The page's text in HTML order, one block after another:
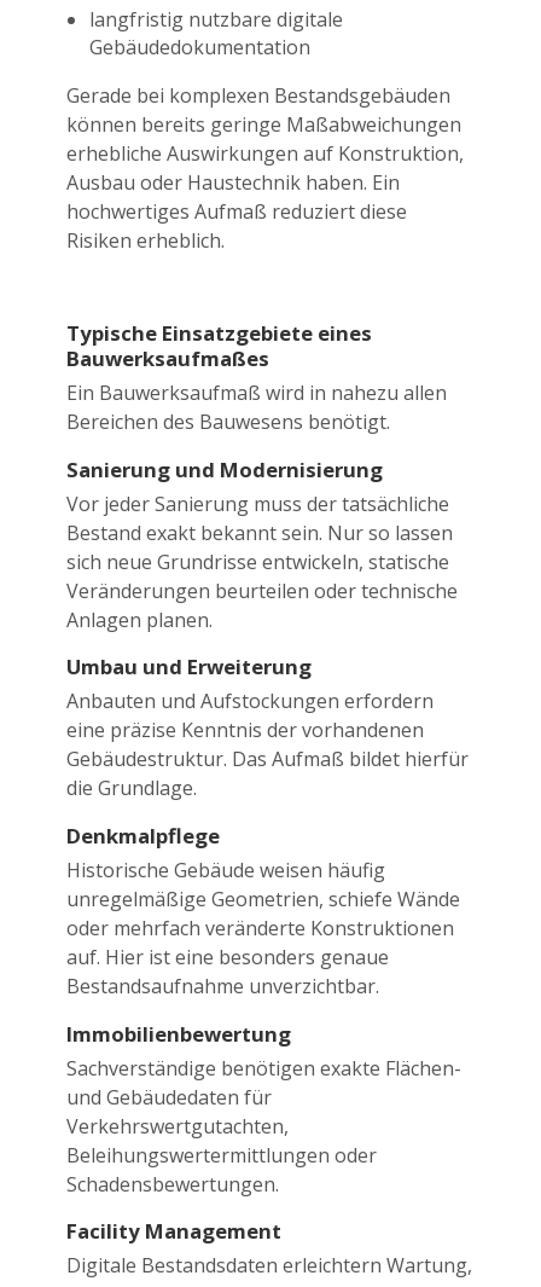
langfristig nutzbare digitale
Gebäudedokumentation
Gerade bei komplexen Bestandsgebäuden
können bereits geringe Maßabweichungen
erhebliche Auswirkungen auf Konstruktion,
Ausbau oder Haustechnik haben. Ein
hochwertiges Aufmaß reduziert diese
Risiken erheblich.
Typische Einsatzgebiete eines
Bauwerksaufmaßes
Ein Bauwerksaufmaß wird in nahezu allen
Bereichen des Bauwesens benötigt.
Sanierung und Modernisierung
Vor jeder Sanierung muss der tatsächliche
Bestand exakt bekannt sein. Nur so lassen
sich neue Grundrisse entwickeln, statische
Veränderungen beurteilen oder technische
Anlagen planen.
Umbau und Erweiterung
Anbauten und Aufstockungen erfordern
eine präzise Kenntnis der vorhandenen
Gebäudestruktur. Das Aufmaß bildet hierfür
die Grundlage.
Denkmalpflege
Historische Gebäude weisen häufig
unregelmäßige Geometrien, schiefe Wände
oder mehrfach veränderte Konstruktionen
auf. Hier ist eine besonders genaue
Bestandsaufnahme unverzichtbar.
Immobilienbewertung
Sachverständige benötigen exakte Flächen-
und Gebäudedaten für
Verkehrswertgutachten,
Beleihungswertermittlungen oder
Schadensbewertungen.
Facility Management
Digitale Bestandsdaten erleichtern Wartung,